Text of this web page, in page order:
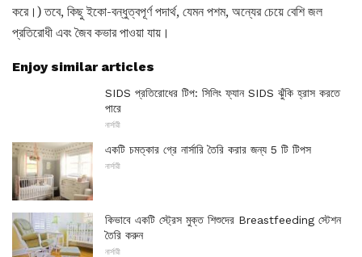
করে।) তবে, কিছু ইকো-বন্ধুত্বপূর্ণ পদার্থ, যেমন পশম, অন্যের চেয়ে বেশি জল
প্রতিরোধী এবং জৈব কভার পাওয়া যায়।
Enjoy similar articles
SIDS প্রতিরোধের টিপ: সিলিং ফ্যান SIDS ঝুঁকি হ্রাস করতে
পারে
নার্সারী
একটি চমত্কার গ্রে নার্সারি তৈরি করার জন্য 5 টি টিপস
নার্সারী
কিভাবে একটি স্ট্রেস মুক্ত শিশুদের Breastfeeding স্টেশন
তৈরি করুন
নার্সারী